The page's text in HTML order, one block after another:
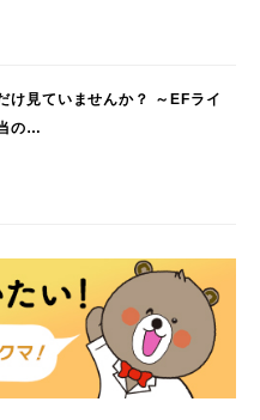
け見ていませんか？ ～EFライ
の…